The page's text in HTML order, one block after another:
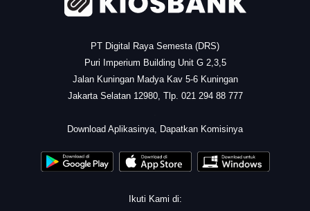
PT Digital Raya Semesta (DRS)
Puri Imperium Building Unit G 2,3,5
Jalan Kuningan Madya Kav 5-6 Kuningan
Jakarta Selatan 12980, Tlp. 021 294 88 777
Download Aplikasinya, Dapatkan Komisinya
Ikuti Kami di: